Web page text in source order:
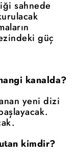
sahnede
güç
kanalda?
yeni dizi
kimdir?